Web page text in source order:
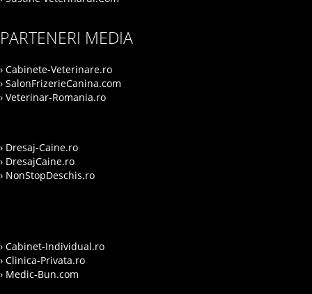
PARTENERI MEDIA
› Cabinete-Veterinare.ro
› SalonFrizerieCanina.com
› Veterinar-Romania.ro
› Dresaj-Caine.ro
› DresajCaine.ro
› NonStopDeschis.ro
› Cabinet-Individual.ro
› Clinica-Privata.ro
› Medic-Bun.com